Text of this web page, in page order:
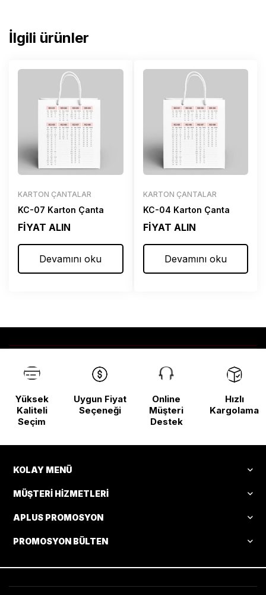
İlgili ürünler
KARTON ÇANTALAR
KC-07 Karton Çanta
FİYAT ALIN
Devamını oku
KARTON ÇANTALAR
KC-04 Karton Çanta
FİYAT ALIN
Devamını oku
Yüksek
Kaliteli
Seçim
Uygun Fiyat
Seçeneği
Online
Müşteri
Destek
Hızlı
Kargolama
KOLAY MENÜ
MÜŞTERI HIZMETLERI
APLUS PROMOSYON
PROMOSYON BÜLTEN